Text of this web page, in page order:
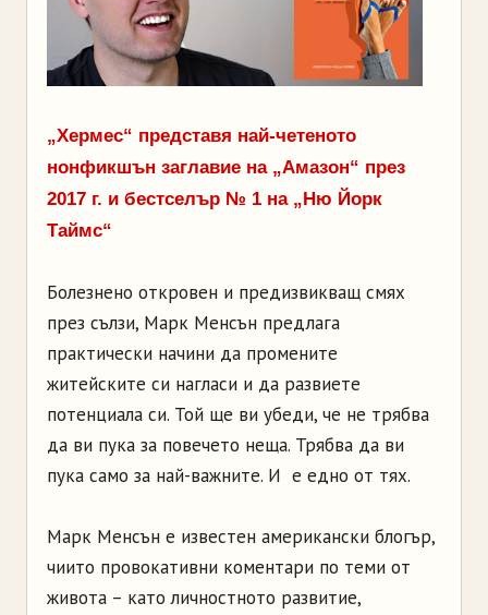
„Хермес“ представя най-четеното
нонфикшън заглавие на „Амазон“ през
2017 г. и бестселър № 1 на „Ню Йорк
Таймс“
Болезнено откровен и предизвикващ смях
през сълзи, Марк Менсън предлага
практически начини да промените
житейските си нагласи и да развиете
потенциала си. Той ще ви убеди, че не трябва
да ви пука за повечето неща. Трябва да ви
пука само за най-важните. И е едно от тях.
Марк Менсън е известен американски блогър,
чиито провокативни коментари по теми от
живота – като личностното развитие,